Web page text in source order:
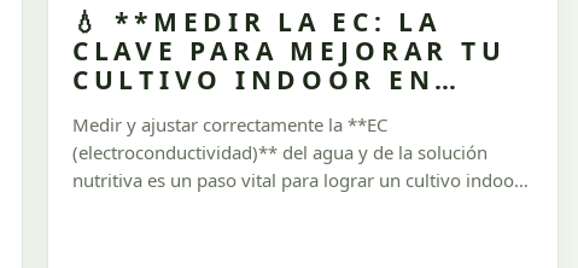
💧 **MEDIR LA EC: LA
CLAVE PARA MEJORAR TU
CULTIVO INDOOR EN
Medir y ajustar correctamente la **EC
(electroconductividad)** del agua y de la solución
nutritiva es un paso vital para lograr un cultivo indoor